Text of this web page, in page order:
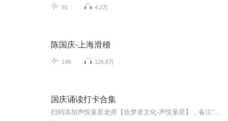
91 4.2万
陈国庆-上海滑稽
149 126.8万
国庆诵读打卡合集